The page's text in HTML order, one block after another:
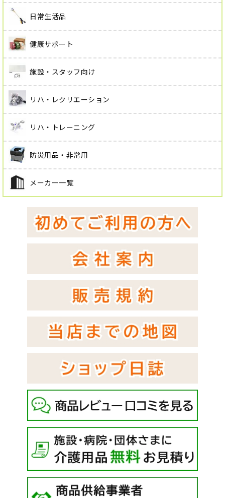
日常生活品
健康サポート
施設・スタッフ向け
リハ・レクリエーション
リハ・トレーニング
防災用品・非常用
メーカー一覧